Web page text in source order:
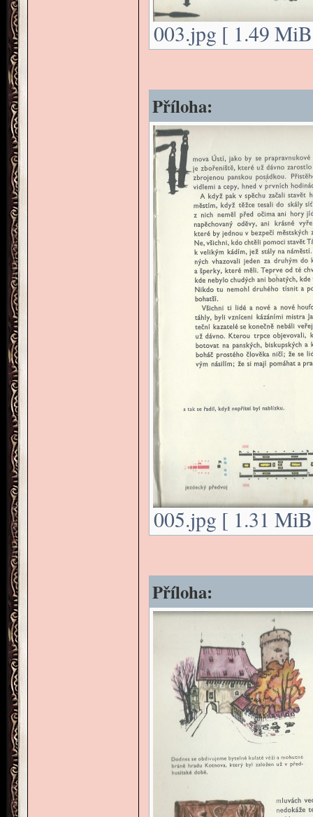
003.jpg [ 1.49
Příloha:
005.jpg [ 1.31
Příloha: